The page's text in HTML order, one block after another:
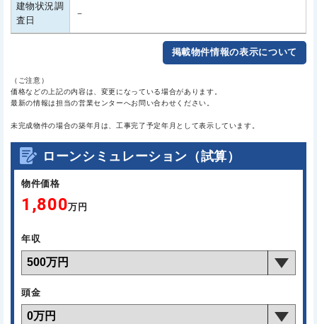
建物状況調
査日
－
掲載物件情報の表示について
（ご注意）
価格などの上記の内容は、変更になっている場合があります。
最新の情報は担当の営業センターへお問い合わせください。
未完成物件の場合の築年月は、工事完了予定年月として表示しています。
ローンシミュレーション（試算）
物件価格
1,800万円
年収
頭金